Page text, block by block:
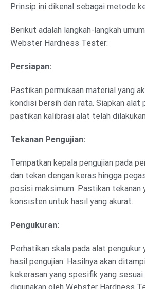
Prinsip ini dikenal sebagai metode
Berikut adalah langkah-langkah
Webster Hardness Tester:
Persiapan:
Pastikan permukaan material yang
kondisi bersih dan rata. Siapkan alat
pastikan kalibrasi alat telah
Tekanan Pengujian:
Tempatkan kepala pengujian pada
dan tekan dengan keras hingga
posisi maksimum. Pastikan tekanan
konsisten untuk hasil yang akurat.
Pengukuran:
Perhatikan skala pada alat pengukur
hasil pengujian. Hasilnya akan
kekerasan yang spesifik yang sesuai